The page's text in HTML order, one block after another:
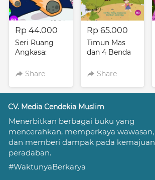
Rp 44.000
Seri Ruang
Angkasa:
Benda Langit
Share
Rp 65.000
Timun Mas
dan 4 Benda
Mas and 4
Share
CV. Media Cendekia Muslim
Menerbitkan berbagai buku yang
mencerahkan, memperkaya wawasan,
dan memberi dampak pada kemajuan
peradaban.
#WaktunyaBerkarya